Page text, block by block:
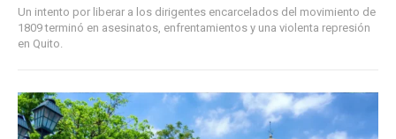
Un intento por liberar a los dirigentes encarcelados del movimiento de
1809 terminó en asesinatos, enfrentamientos y una violenta represión
en Quito.